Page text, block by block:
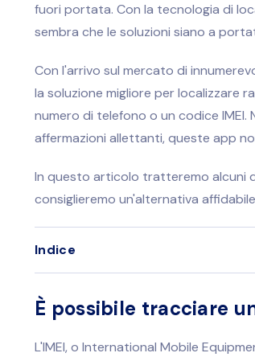
fuori portata. Con la tecnologia di
sembra che le soluzioni siano a
Con l'arrivo sul mercato di
la soluzione migliore per localizzare
numero di telefono o un codice
affermazioni allettanti, queste app
In questo articolo tratteremo alcuni
consiglieremo un'alternativa
Indice
È possibile tracciare
L'IMEI, o International Mobile